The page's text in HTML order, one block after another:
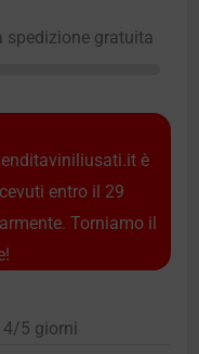
spedizione gratuita
è
entro il 29
Torniamo il
4/5 giorni